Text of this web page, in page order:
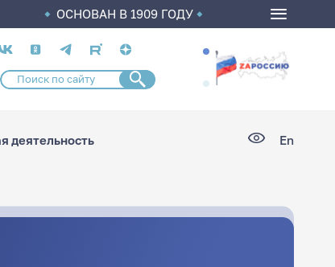
ОСНОВАН В 1909 ГОДУ
сети
деятельность En